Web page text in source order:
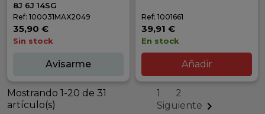
8J 6J 14SG
Ref: 100031MAX2049
35,90 €
Sin stock
Avisarme
Ref: 1001661
39,91 €
En stock
Añadir
Mostrando 1-20 de 31
artículo(s)
1
2
Siguiente 